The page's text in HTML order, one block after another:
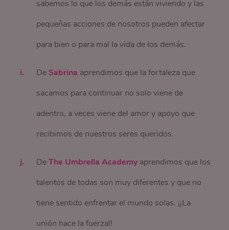
sabemos lo que los demás están viviendo y las
pequeñas acciones de nosotros pueden afectar
para bien o para mal la vida de los demás.
De Sabrina aprendimos que la fortaleza que
sacamos para continuar no solo viene de
adentro, a veces viene del amor y apoyo que
recibimos de nuestros seres queridos.
DeThe Umbrella Academy aprendimos que los
talentos de todas son muy diferentes y que no
tiene sentido enfrentar el mundo solas. ¡¡La
unión hace la fuerza!!